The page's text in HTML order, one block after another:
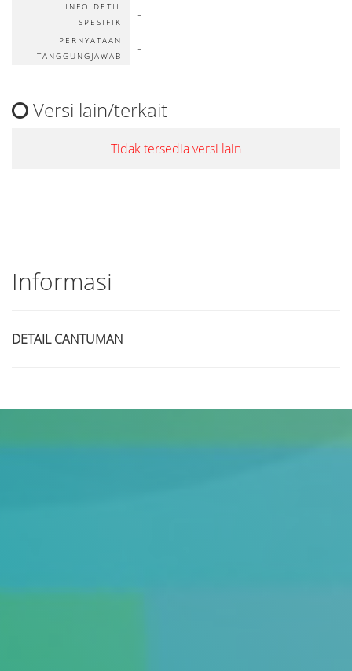
INFO DETIL
SPESIFIK
-
PERNYATAAN
TANGGUNGJAWAB
-
Versi lain/terkait
Tidak tersedia versi lain
Informasi
DETAIL CANTUMAN